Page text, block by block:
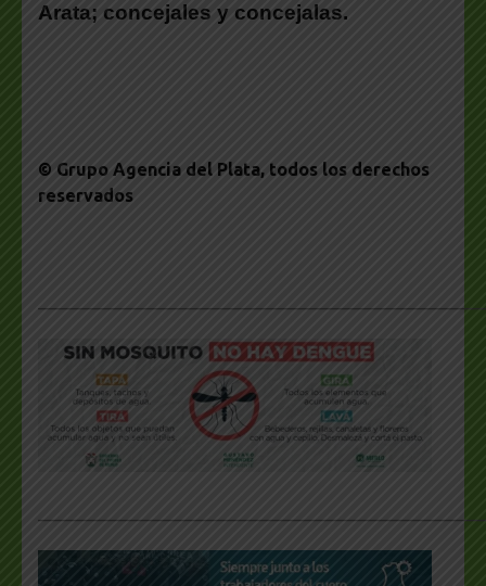
Arata; concejales y concejalas.
© Grupo Agencia del Plata, todos los derechos
reservados